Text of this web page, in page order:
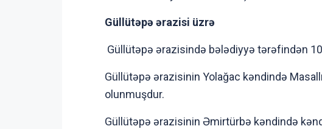
Güllütəpə ərazisi üzrə
Güllütəpə ərazisində bələdiyyə tərəfindən
Güllütəpə ərazisinin Yolağac kəndində
olunmuşdur.
Güllütəpə ərazisinin Əmirtürbə kəndində